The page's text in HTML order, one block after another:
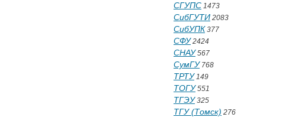
СГУПС 1473
СибГУТИ 2083
СибУПК 377
СФУ2424
СНАУ567
СумГУ768
ТРТУ149
ТОГУ551
ТГЭУ325
ТГУ (Томск) 276